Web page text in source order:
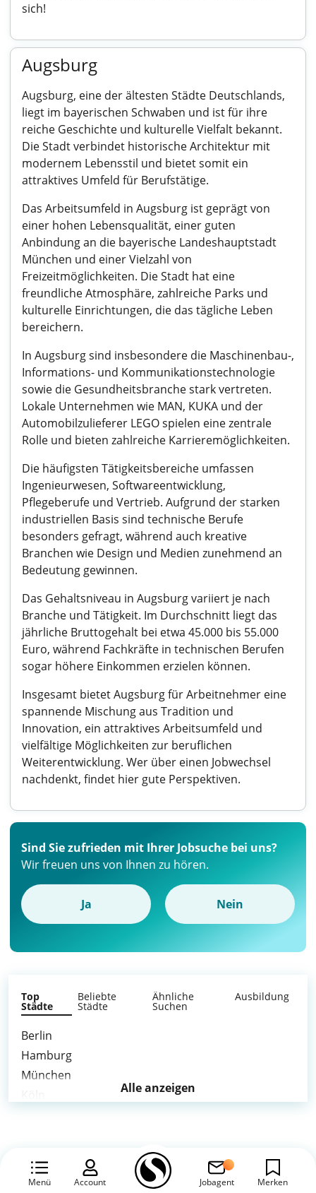
sich!
Augsburg
Augsburg, eine der ältesten Städte Deutschlands,
liegt im bayerischen Schwaben und ist für ihre
reiche Geschichte und kulturelle Vielfalt bekannt.
Die Stadt verbindet historische Architektur mit
modernem Lebensstil und bietet somit ein
attraktives Umfeld für Berufstätige.
Das Arbeitsumfeld in Augsburg ist geprägt von
einer hohen Lebensqualität, einer guten
Anbindung an die bayerische Landeshauptstadt
München und einer Vielzahl von
Freizeitmöglichkeiten. Die Stadt hat eine
freundliche Atmosphäre, zahlreiche Parks und
kulturelle Einrichtungen, die das tägliche Leben
bereichern.
In Augsburg sind insbesondere die Maschinenbau-,
Informations- und Kommunikationstechnologie
sowie die Gesundheitsbranche stark vertreten.
Lokale Unternehmen wie MAN, KUKA und der
Automobilzulieferer LEGO spielen eine zentrale
Rolle und bieten zahlreiche Karrieremöglichkeiten.
Die häufigsten Tätigkeitsbereiche umfassen
Ingenieurwesen, Softwareentwicklung,
Pflegeberufe und Vertrieb. Aufgrund der starken
industriellen Basis sind technische Berufe
besonders gefragt, während auch kreative
Branchen wie Design und Medien zunehmend an
Bedeutung gewinnen.
Das Gehaltsniveau in Augsburg variiert je nach
Branche und Tätigkeit. Im Durchschnitt liegt das
jährliche Bruttogehalt bei etwa 45.000 bis 55.000
Euro, während Fachkräfte in technischen Berufen
sogar höhere Einkommen erzielen können.
Insgesamt bietet Augsburg für Arbeitnehmer eine
spannende Mischung aus Tradition und
Innovation, ein attraktives Arbeitsumfeld und
vielfältige Möglichkeiten zur beruflichen
Weiterentwicklung. Wer über einen Jobwechsel
nachdenkt, findet hier gute Perspektiven.
Menü Account Jobagent Merken
Sind Sie zufrieden mit Ihrer Jobsuche bei uns?
Wir freuen uns von Ihnen zu hören.
Ja Nein
Top
Städte
Beliebte
Städte
Ähnliche
Suchen
Ausbildung
Berlin
Hamburg
München
Leipzig
Alle anzeigen